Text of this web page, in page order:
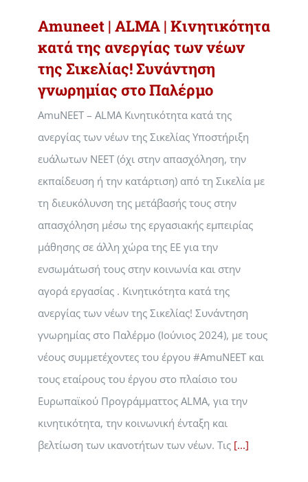
Amuneet | ALMA | Κινητικότητα
κατά της ανεργίας των νέων
της Σικελίας! Συνάντηση
γνωρημίας στο Παλέρμο
AmuNEET – ALMA Κινητικότητα κατά της
ανεργίας των νέων της Σικελίας Υποστήριξη
ευάλωτων NEET (όχι στην απασχόληση, την
εκπαίδευση ή την κατάρτιση) από τη Σικελία με
τη διευκόλυνση της μετάβασής τους στην
απασχόληση μέσω της εργασιακής εμπειρίας
μάθησης σε άλλη χώρα της ΕΕ για την
ενσωμάτωσή τους στην κοινωνία και στην
αγορά εργασίας . Κινητικότητα κατά της
ανεργίας των νέων της Σικελίας! Συνάντηση
γνωρημίας στο Παλέρμο (Ιούνιος 2024), με τους
νέους συμμετέχοντες του έργου #AmuNEET και
τους εταίρους του έργου στο πλαίσιο του
Ευρωπαϊκού Προγράμματτος ALMA, για την
κινητικότητα, την κοινωνική ένταξη και
βελτίωση των ικανοτήτων των νέων. Τις [...]